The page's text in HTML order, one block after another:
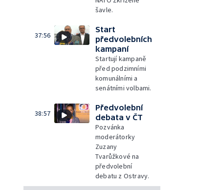
šavle.
37:56
Start
předvolebních
kampaní
Startují kampaně
před podzimními
komunálními a
senátními volbami.
38:57
Předvolební
debata v ČT
Pozvánka
moderátorky
Zuzany
Tvarůžkové na
předvolební
debatu z Ostravy.